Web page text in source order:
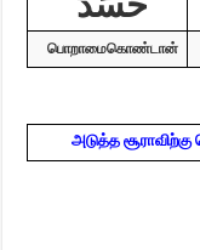
பொறாமைகொண்டான்
அடுத்த